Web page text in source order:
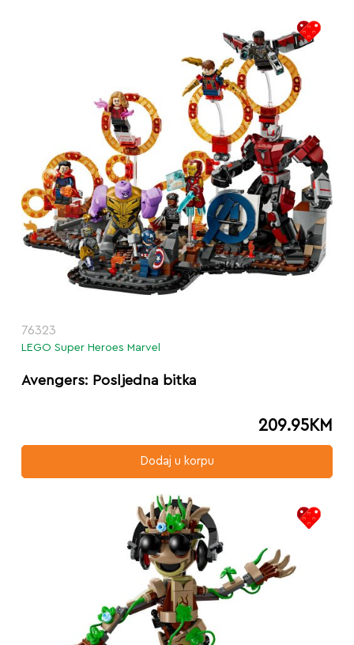
76323
LEGO Super Heroes Marvel
Avengers: Posljedna bitka
209.95KM
Dodaj u korpu